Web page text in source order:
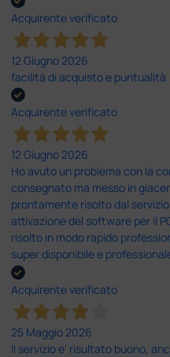
Acquirente verificato
12 Giugno 2026
facilità di acquisto e puntualità
Acquirente verificato
12 Giugno 2026
Ho avuto un problema con la
consegnato ma messo in
prontamente risolto dal
attivazione del software per il
risolto in modo rapido
super disponibile e
Acquirente verificato
25 Maggio 2026
Il servizio e’ risultato buono,